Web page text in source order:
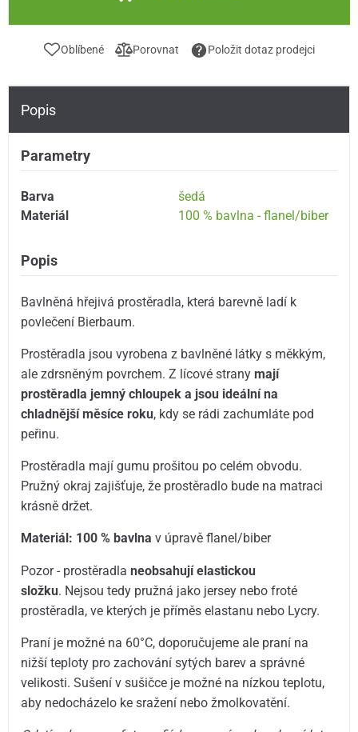
Oblíbené Porovnat Položit dotaz prodejci
Popis
Parametry
Barva
šedá
Materiál
100 % bavlna - flanel/biber
Popis
Bavlněná hřejivá prostěradla, která barevně ladí k
povlečení Bierbaum.
Prostěradla jsou vyrobena z bavlněné látky s měkkým,
ale zdrsněným povrchem. Z lícové stranymají
prostěradla jemný chloupek a jsou ideální na
chladnější měsíce roku, kdy se rádi zachumláte pod
peřinu.
Prostěradla mají gumu prošitou po celém obvodu.
Pružný okraj zajišťuje, že prostěradlo bude na matraci
krásně držet.
Materiál: 100 % bavlna v úpravě flanel/biber
Pozor - prostěradlaneobsahují elastickou
složku. Nejsou tedy pružná jako jersey nebo froté
prostěradla, ve kterých je příměs elastanu nebo Lycry.
Praní je možné na 60°C, doporučujeme ale praní na
nižší teploty pro zachování sytých barev a správné
velikosti. Sušení v sušičce je možné na nízkou teplotu,
aby nedocházelo ke sražení nebo žmolkovatění.